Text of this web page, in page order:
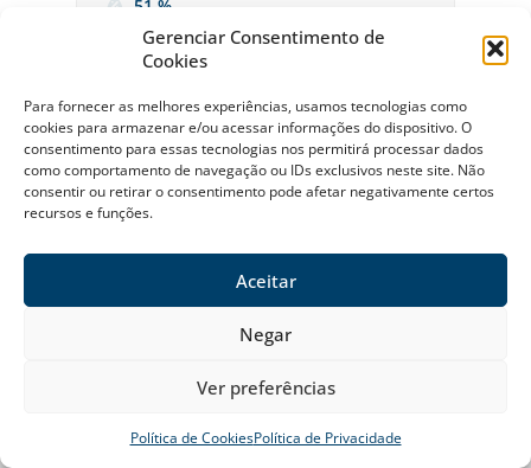
Gerenciar Consentimento de
Cookies
Para fornecer as melhores experiências, usamos tecnologias como
cookies para armazenar e/ou acessar informações do dispositivo. O
consentimento para essas tecnologias nos permitirá processar dados
como comportamento de navegação ou IDs exclusivos neste site. Não
consentir ou retirar o consentimento pode afetar negativamente certos
recursos e funções.
Aceitar
Negar
Ver preferências
Política de CookiesPolítica de Privacidade
51 %
© Riviera de São Lourenço Todos os Direitos Reservados 2026